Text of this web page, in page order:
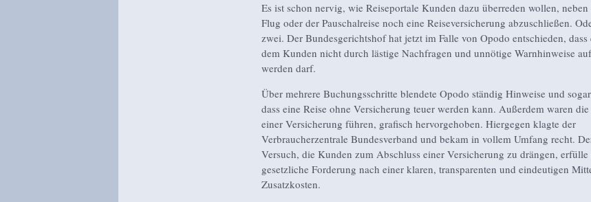
Es ist schon nervig, wie Reiseportale Kunden dazu überreden wollen, neben
Flug oder der Pauschalreise noch eine Reiseversicherung abzuschließen.
zwei. Der Bundesgerichtshof hat jetzt im Falle von Opodo entschieden,
dem Kunden nicht durch lästige Nachfragen und unnötige Warnhinweise
werden darf.
Über mehrere Buchungsschritte blendete Opodo ständig Hinweise und
dass eine Reise ohne Versicherung teuer werden kann. Außerdem waren
einer Versicherung führen, grafisch hervorgehoben. Hiergegen klagte der
Verbraucherzentrale Bundesverband und bekam in vollem Umfang recht.
Versuch, die Kunden zum Abschluss einer Versicherung zu drängen,
gesetzliche Forderung nach einer klaren, transparenten und eindeutigen
Zusatzkosten.